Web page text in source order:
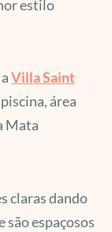
estilo
Villa Saint
área
Mata
claras dando
são espaçosos